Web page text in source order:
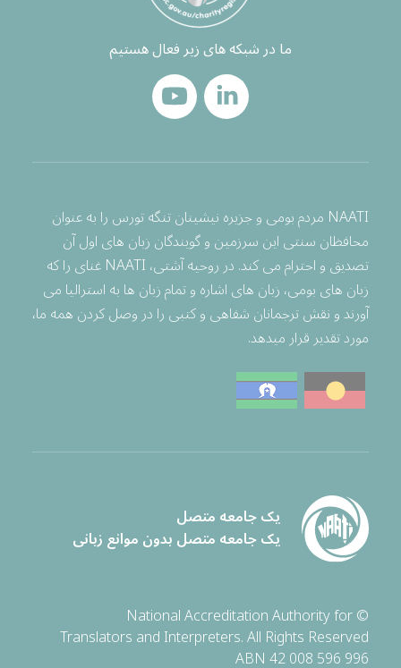
ما در شبکه های زیر فعال هستیم
NAATI مردم بومی و جزیره نیشینان تنگه تورس را به عنوان
محافظان سنتی این سرزمین و گویندگان زبان های اول آن
تصدیق و احترام می کند. در روحیه آشتی، NAATI غنای را که
زبان های بومی، زبان های اشاره و تمام زبان ها به استرالیا می
آورند و نقش ترجمانان شفاهی و کتبی را در وصل کردن همه ما،
مورد تقدیر قرار میدهد.
یک جامعه متصل
یک جامعه متصل بدون موانع زبانی
© National Accreditation Authority for
Translators and Interpreters. All Rights Reserved
ABN 42 008 596 996